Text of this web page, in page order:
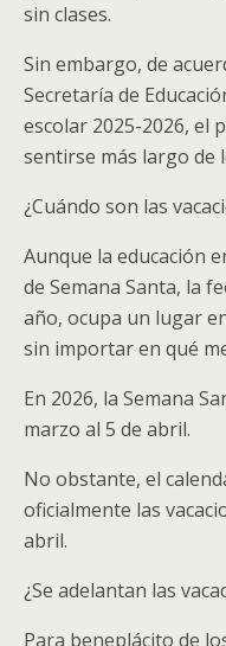
sin clases.
Sin embargo, de
Secretaría de
escolar 2025-2026, el
sentirse más largo de
¿Cuándo son las
Aunque la educación
de Semana Santa, la
año, ocupa un lugar
sin importar en qué
En 2026, la Semana
marzo al 5 de abril.
No obstante, el
oficialmente las
abril.
¿Se adelantan las
Para beneplácito de